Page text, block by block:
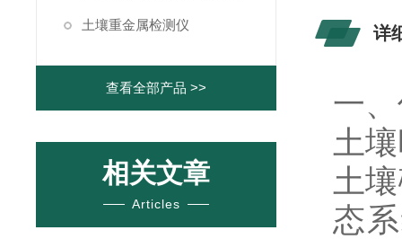
土壤重金属检测仪
查看全部产品 >>
相关文章
Articles
详
一
土
土
态